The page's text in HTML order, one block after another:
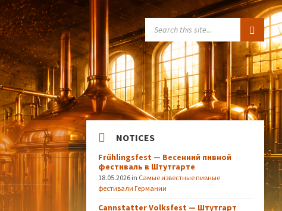
NOTICES
Frühlingsfest — Весенний пивной
фестиваль в Штутгарте
18.05.2026 in Самые известные пивные
фестивали Германии
Cannstatter Volksfest — Штутгарт